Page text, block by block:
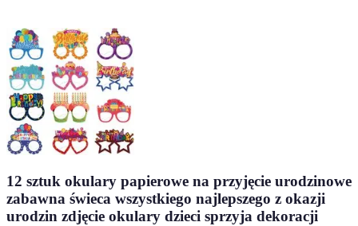
12 sztuk okulary papierowe na przyjęcie urodzinowe
zabawna świeca wszystkiego najlepszego z okazji
urodzin zdjęcie okulary dzieci sprzyja dekoracji